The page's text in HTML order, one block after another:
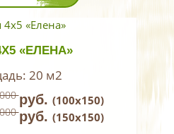
«ЕЛЕНА»
20 м2
руб. (100х150)
руб. (150х150)